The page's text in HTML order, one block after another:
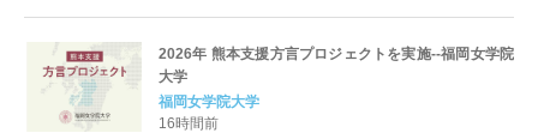
2026年 熊本支援方言プロジェクトを実施--福岡女学院
大学
福岡女学院大学
16時間前